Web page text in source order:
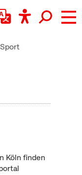
Köln finden